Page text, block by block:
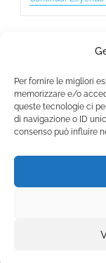
Per fornire le migliori
memorizzare e/o
queste tecnologie ci
di navigazione o ID
consenso può influire
Fondazione Marista
P.le M. Champagnat, 2
|